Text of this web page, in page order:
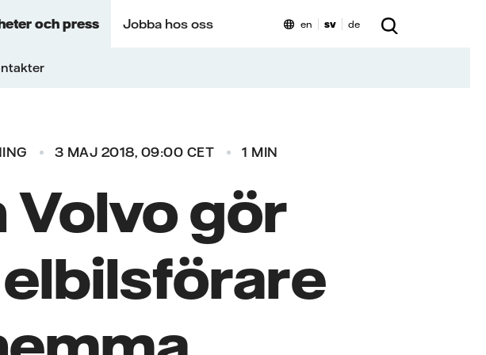
och press Jobba hos oss en sv de
3 MAJ 2018, 09:00 CET 1 MIN
Volvo gör